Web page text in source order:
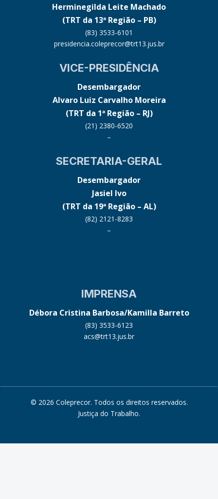
Herminegilda Leite Machado
(TRT da 13ª Região – PB)
(83) 3533-6101
presidencia.coleprecor@trt13.jus.br
VICE-PRESIDÊNCIA
Desembargador
Alvaro Luiz Carvalho Moreira
(TRT da 1ª Região – RJ)
(21) 2380-6520
–
SECRETARIA-GERAL
Desembargador
Jasiel Ivo
(TRT da 19ª Região – AL)
(82) 2121-8283
–
IMPRENSA
Débora Cristina Barbosa/Kamilla Barreto
(83) 3533-6123
acs@trt13.jus.br
© 2026 Coleprecor. Todos os direitos reservados.
Justiça do Trabalho.